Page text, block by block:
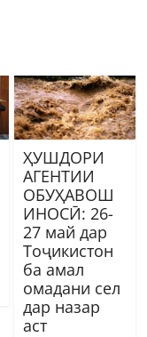
ҲУШДОРИ
АГЕНТИИ
ОБУҲАВОШ
ИНОСӢ: 26-
27 май дар
Тоҷикистон
ба амал
омадани сел
дар назар
аст